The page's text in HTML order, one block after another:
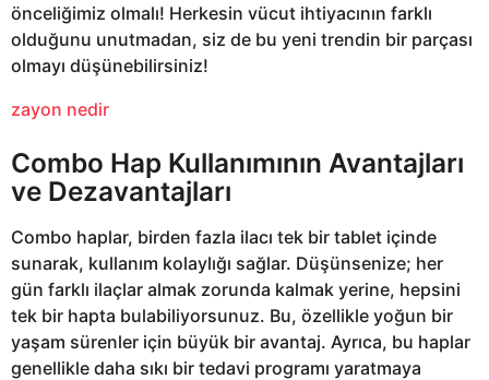
önceliğimiz olmalı! Herkesin vücut ihtiyacının farklı
olduğunu unutmadan, siz de bu yeni trendin bir parçası
olmayı düşünebilirsiniz!
zayon nedir
Combo Hap Kullanımının Avantajları
ve Dezavantajları
Combo haplar, birden fazla ilacı tek bir tablet içinde
sunarak, kullanım kolaylığı sağlar. Düşünsenize; her
gün farklı ilaçlar almak zorunda kalmak yerine, hepsini
tek bir hapta bulabiliyorsunuz. Bu, özellikle yoğun bir
yaşam sürenler için büyük bir avantaj. Ayrıca, bu haplar
genellikle daha sıkı bir tedavi programı yaratmaya